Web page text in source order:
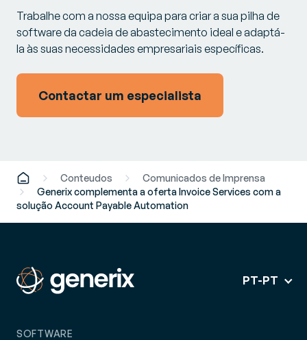
Trabalhe com a nossa equipa para criar a sua pilha de
software da cadeia de abastecimento ideal e adaptá-
la às suas necessidades empresariais específicas.
Contactar um especialista
Conteudos
Comunicados de Imprensa
Generix complementa a oferta Invoice Services com a
solução Account Payable Automation
PT-PT
SOFTWARE